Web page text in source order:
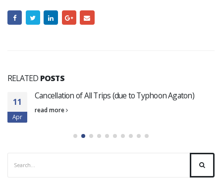
RELATED POSTS
11
Apr
Cancellation of All Trips (due to Typhoon Agaton)
read more